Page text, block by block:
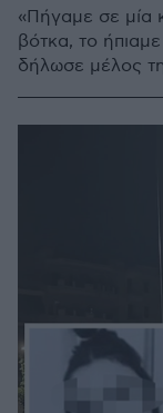
«Πήγαμε σε μία
βότκα, το
δήλωσε μέλος